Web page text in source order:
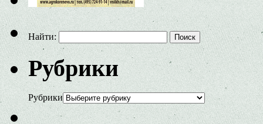
Найти:
Рубрики
Рубрики